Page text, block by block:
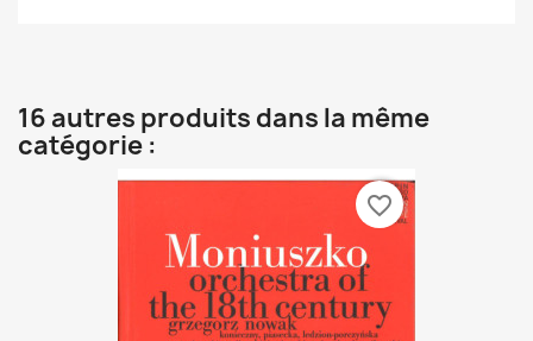
16 autres produits dans la même
catégorie :
favorite_border